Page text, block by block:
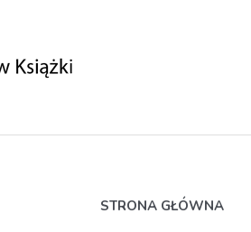
STRONA GŁÓWNA